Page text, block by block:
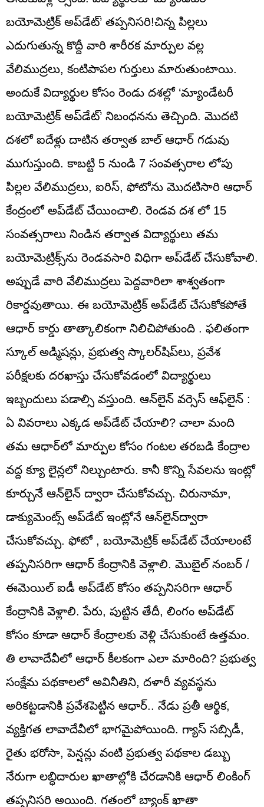
బయోమెట్రిక్ అప్‌డేట్’ తప్పనిసరి!చిన్న పిల్లలు
ఎదుగుతున్న కొద్దీ వారి శారీరక మార్పుల వల్ల
వేలిముద్రలు, కంటిపాపల గుర్తులు మారుతుంటాయి.
అందుకే విద్యార్థుల కోసం రెండు దశల్లో ‘మ్యాండేటరీ
బయోమెట్రిక్ అప్‌డేట్’ నిబంధనను తెచ్చింది. మొదటి
దశలో ఐదేళ్లు దాటిన తర్వాత బాల్ ఆధార్ గడువు
ముగుస్తుంది. కాబట్టి 5 నుండి 7 సంవత్సరాల లోపు
పిల్లల వేలిముద్రలు, ఐరిస్, ఫోటోను మొదటిసారి ఆధార్
కేంద్రంలో అప్‌డేట్ చేయించాలి. రెండవ దశ లో 15
సంవత్సరాలు నిండిన తర్వాత విద్యార్థులు తమ
బయోమెట్రిక్స్‌ను రెండవసారి విధిగా అప్‌డేట్ చేసుకోవాలి.
అప్పుడే వారి వేలిముద్రలు పెద్దవారిలా శాశ్వతంగా
రికార్డవుతాయి. ఈ బయోమెట్రిక్ అప్‌డేట్ చేసుకోకపోతే
ఆధార్ కార్డు తాత్కాలికంగా నిలిచిపోతుంది . ఫలితంగా
స్కూల్ అడ్మిషన్లు, ప్రభుత్వ స్కాలర్‌షిప్‌లు, ప్రవేశ
పరీక్షలకు దరఖాస్తు చేసుకోవడంలో విద్యార్థులు
ఇబ్బందులు పడాల్సి వస్తుంది. ఆన్‌లైన్ వర్సెస్ ఆఫ్‌లైన్‌ :
ఏ వివరాలు ఎక్కడ అప్‌డేట్ చేయాలి? చాలా మంది
తమ ఆధార్‌లో మార్పుల కోసం గంటల తరబడి కేంద్రాల
వద్ద క్యూ లైన్లలో నిల్చుంటారు. కానీ కొన్ని సేవలను ఇంట్లో
కూర్చునే ఆన్‌లైన్ ద్వారా చేసుకోవచ్చు. చిరునామా,
డాక్యుమెంట్స్‌ అప్‌డేట్‌ ఇంట్లోనే ఆన్‌లైన్‌ద్వారా
చేసుకోవచ్చు. ఫోటో , బయోమెట్రిక్‌ అప్‌డేట్‌ చేయాలంటే
తప్పనిసరిగా ఆధార్‌ కేంద్రానికి వెళ్లాలి. మొబైల్ నంబర్ /
ఈమెయిల్ ఐడీ అప్‌డేట్‌ కోసం తప్పనిసరిగా ఆధార్‌
కేంద్రానికి వెళ్లాలి. పేరు, పుట్టిన తేదీ, లింగం అప్‌డేట్‌
కోసం కూడా ఆధార్‌ కేంద్రాలకు వెళ్లి చేసుకుంటే ఉత్తమం.
తి లావాదేవీలో ఆధార్ కీలకంగా ఎలా మారింది? ప్రభుత్వ
సంక్షేమ పథకాలలో అవినీతిని, దళారీ వ్యవస్థను
అరికట్టడానికి ప్రవేశపెట్టిన ఆధార్.. నేడు ప్రతీ ఆర్థిక,
వ్యక్తిగత లావాదేవీలో భాగమైపోయింది. గ్యాస్ సబ్సిడీ,
రైతు భరోసా, పెన్షన్లు వంటి ప్రభుత్వ పథకాల డబ్బు
నేరుగా లబ్ధిదారుల ఖాతాల్లోకి చేరడానికి ఆధార్ లింకింగ్
తప్పనిసరి అయింది. గతంలో బ్యాంక్ ఖాతా